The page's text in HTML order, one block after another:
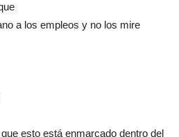
a los empleos y no los mire
esto está enmarcado dentro del